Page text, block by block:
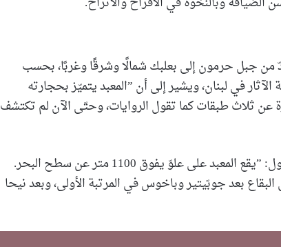
من جبل حرمون إلى بعلبك شمالًا وشرقًا وغربًا، بحسب
في لبنان، ويشير إلى أن ”المعبد يتميّز بحجارته
عن ثلاث طبقات كما تقول الروايات، وحتّى الآن لم تكتشف
يتابع الدرزي حديثه إلى ”مناطق نت“ فيقول: ”يقع المعبد على علوّ يفوق 1100 متر عن سطح البحر.
بعد جوبّيتير وباخوس في المرتبة الأولى، وبعد نيحا